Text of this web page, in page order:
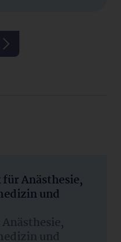
Anästhesie,
und
und